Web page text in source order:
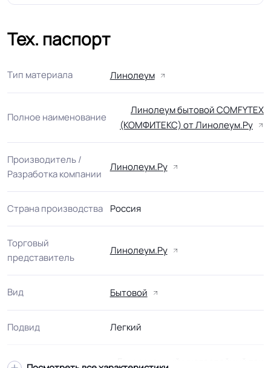
Тех. паспорт
Тип материала Линолеум
Полное наименование
Линолеум бытовой COMFYTEX
(КОМФИТЕКС) от Линолеум.Ру
Производитель /
Разработка компании
Линолеум.Ру
Страна производства Россия
Торговый
представитель
Линолеум.Ру
Вид Бытовой
Подвид Легкий